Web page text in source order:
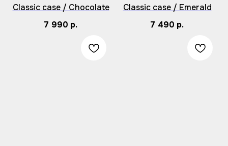
Classic case / Сhocolate
7 990 р.
Classic case / Emerald
7 490 р.